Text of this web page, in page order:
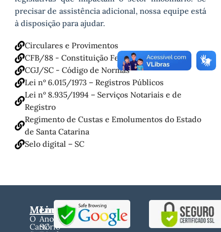
precisar de assistência adicional, nossa equipe está
à disposição para ajudar.
Circulares e Provimentos
CFB/88 - Constituição Federal do Brasil
CGJ/SC - Código de Normas
Lei nº 6.015/1973 – Registros Públicos
Lei nº 8.935/1994 – Serviços Notariais e de
Registro
Regimento de Custas e Emolumentos do Estado
de Santa Catarina
Selo digital – SC
Menu
O
Cartório
Links
Anoreg
SC